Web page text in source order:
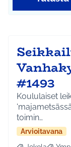
#1493
Koululaiset
toimin…
Arvioitavana